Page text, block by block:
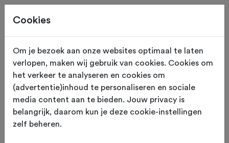
Deze tocht heeft reeds plaatsgevonden op 6-6-2026.
ZATERDAG 6 JUN
Cookies
Om je bezoek aan onze websites optimaal te laten
verlopen, maken wij gebruik van cookies. Cookies om
het verkeer te analyseren en cookies om
(advertentie)inhoud te personaliseren en sociale
media content aan te bieden. Jouw privacy is
belangrijk, daarom kun je deze cookie-instellingen
zelf beheren.